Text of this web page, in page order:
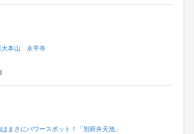
本山 永平寺
まさにパワースポット！「別府弁天池」